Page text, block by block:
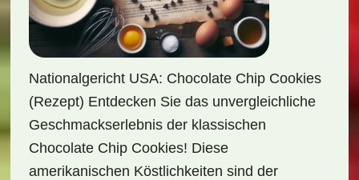
Nationalgericht USA: Chocolate Chip Cookies
(Rezept) Entdecken Sie das unvergleichliche
Geschmackserlebnis der klassischen
Chocolate Chip Cookies! Diese
amerikanischen Köstlichkeiten sind der